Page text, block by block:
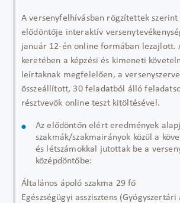
A versenyfelhívásban rögzítettek szerint
elődöntője interaktív
január 12-én online formában lezajlott.
keretében a képzési és kimeneti
leírtaknak megfelelően, a
összeállított, 30 feladatból álló
résztvevők online teszt kitöltésével.
Az elődöntőn elért eredmények
szakmák/szakmairányok közül a
és létszámokkal jutottak be a
középdöntőbe:
Általános ápoló szakma 29 fő
Egészségügyi asszisztens (Gyógyszertári